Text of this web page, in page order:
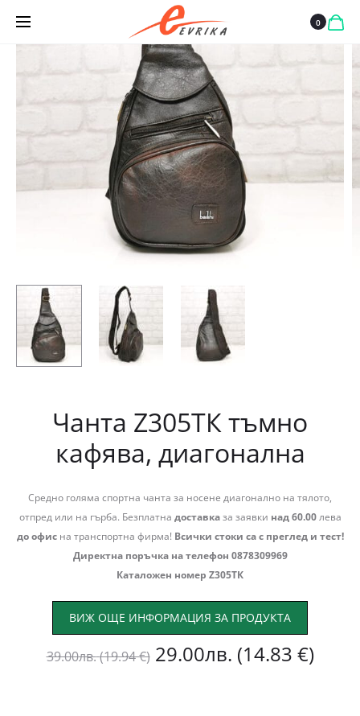
0
Чанта Z305ТК тъмно
кафява, диагонална
Средно голяма спортна чанта за носене диагонално на тялото,
отпред или на гърба. Безплатна доставказа заявки над 60.00лева
до офисна транспортна фирма! Всички стоки са с преглед и тест!
Директна поръчка на телефон 0878309969
Каталожен номер Z305ТК
ВИЖ ОЩЕ ИНФОРМАЦИЯ ЗА ПРОДУКТА
39.00лв.(19.94 €) Original
29.00лв. (14.83 €)